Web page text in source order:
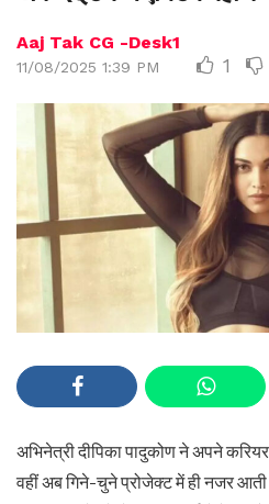
Aaj Tak CG -Desk1
11/08/2025 1:39 PM 1
अभिनेत्री दीपिका पादुकोण ने अपने
वहीं अब गिने-चुने प्रोजेक्ट में ही नजर